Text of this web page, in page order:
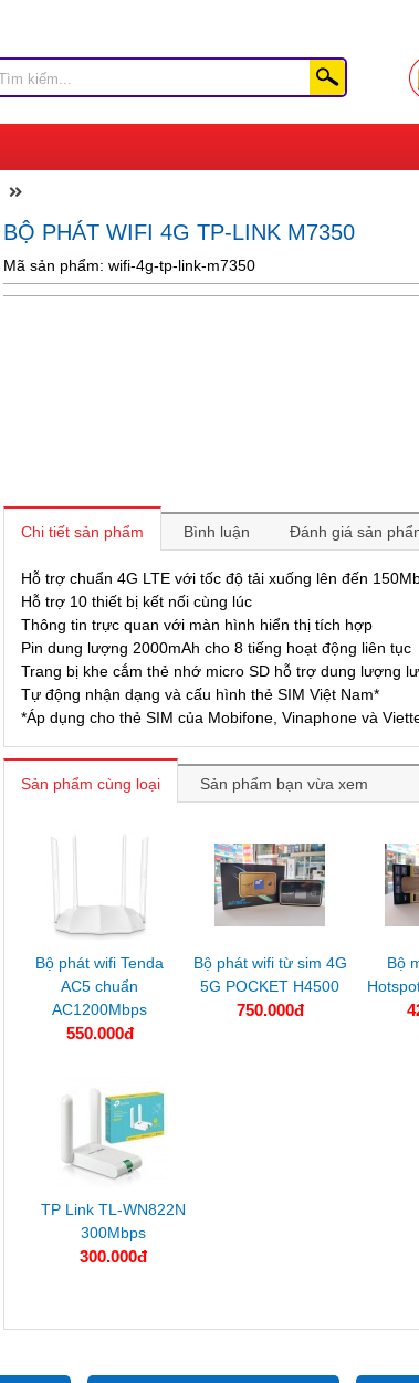
BỘ PHÁT WIFI 4G TP-LINK M7350
Mã sản phẩm: wifi-4g-tp-link-m7350
Chi tiết sản phẩm Bình luận Đánh giá sản
Hỗ trợ chuẩn 4G LTE với tốc độ tải xuống lên đến
Hỗ trợ 10 thiết bị kết nối cùng lúc
Thông tin trực quan với màn hình hiển thị tích hợp
Pin dung lượng 2000mAh cho 8 tiếng hoạt động liên tục
Trang bị khe cắm thẻ nhớ micro SD hỗ trợ dung lượng
Tự động nhận dạng và cấu hình thẻ SIM Việt Nam*
*Áp dụng cho thẻ SIM của Mobifone, Vinaphone và
Sản phẩm cùng loại Sản phẩm bạn vừa xem
Bộ phát wifi Tenda
AC5 chuẩn
AC1200Mbps
550.000đ
Bộ phát wifi từ sim 4G
5G POCKET H4500
750.000đ
Bộ
TP Link TL-WN822N
300Mbps
300.000đ